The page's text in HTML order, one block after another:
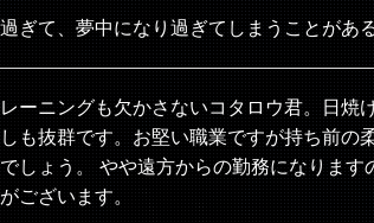
ぎて、夢中になり過ぎてしまうことがあ
ーニングも欠かさないコタロウ君。日焼
も抜群です。お堅い職業ですが持ち前の
しょう。 やや遠方からの勤務になりま
ございます。